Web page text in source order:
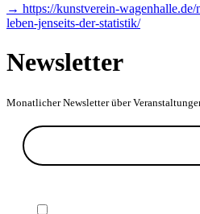
→ https://kunstverein-wagenhalle.de/
leben-jenseits-der-statistik/
Newsletter
Monatlicher Newsletter über